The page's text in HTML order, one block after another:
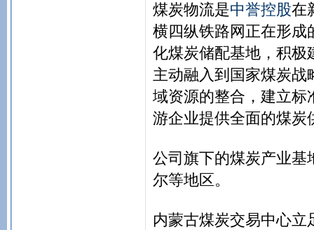
煤炭物流是中誉控股在
横四纵铁路网正在形成
化煤炭储配基地，积极
主动融入到国家煤炭
域资源的整合，建立标
游企业提供全面的煤炭
公司旗下的煤炭产业基
尔等地区。
内蒙古煤炭交易中心